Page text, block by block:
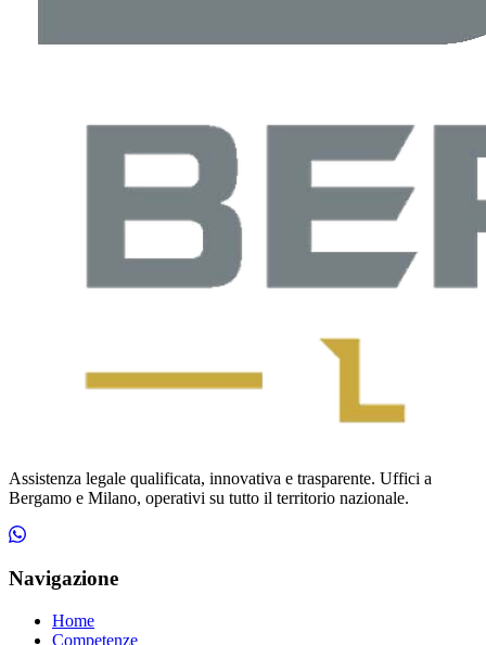
Assistenza legale qualificata, innovativa e trasparente. Uffici a
Bergamo e Milano, operativi su tutto il territorio nazionale.
Navigazione
Home
Competenze